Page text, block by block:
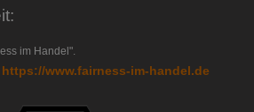
im Handel".
https://www.fairness-im-handel.de